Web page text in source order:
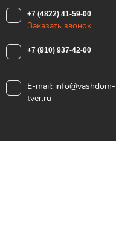
+7 (4822) 41-59-00
Заказать звонок
+7 (910) 937-42-00
E-mail: info@vashdom-
tver.ru